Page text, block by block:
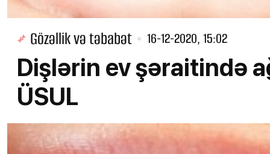
Gözəllik və təbabət 16-12-2020, 15:02
Dişlərin ev şəraitində
ÜSUL